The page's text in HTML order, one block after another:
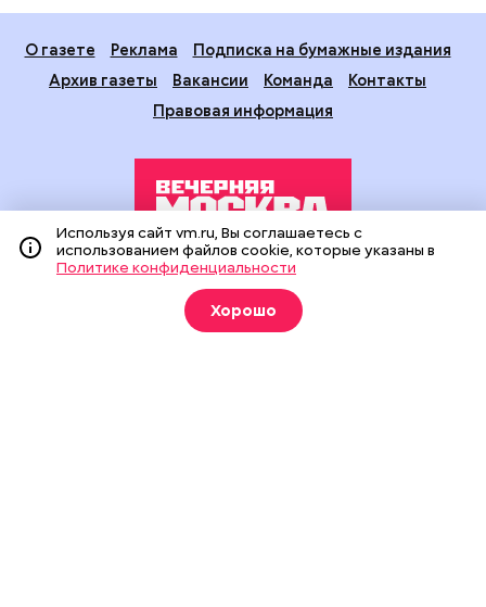
О газете Реклама
Подписка на бумажные издания
Архив газеты
Вакансии Команда
Контакты
Правовая информация
Издание создано при финансовой поддержке Департамента
средств массовой информации и рекламы города Москвы.
На сайте применяются рекомендательные технологии
(информационные технологии предоставления информации
Используя сайт vm.ru, Вы соглашаетесь с
использованием файлов cookie, которые указаны в
Политике конфиденциальности
Хорошо